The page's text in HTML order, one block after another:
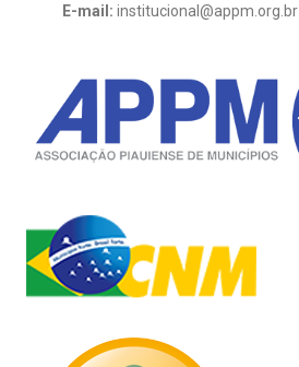
E-mail: institucional@appm.org.br